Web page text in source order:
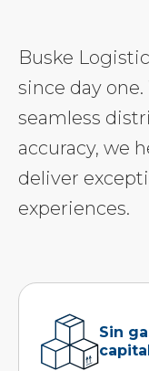
Buske
since day
seamless
accuracy, we
deliver
experiences.
Sin